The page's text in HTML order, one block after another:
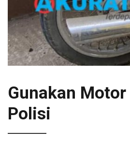
Gunakan
Polisi